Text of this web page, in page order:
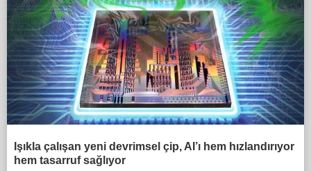
Işıkla çalışan yeni devrimsel çip, AI’ı hem hızlandırıyor
hem tasarruf sağlıyor